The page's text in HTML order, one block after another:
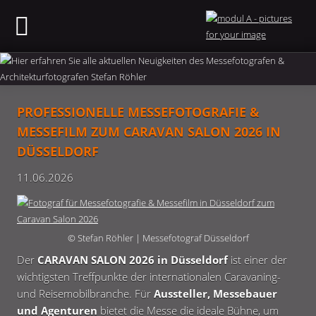
PROFESSIONELLE MESSEFOTOGRAFIE &
MESSEFILM ZUM CARAVAN SALON 2026 IN
DÜSSELDORF
11.06.2026
© Stefan Röhler | Messefotograf Düsseldorf
Der CARAVAN SALON 2026 in Düsseldorfist einer der
wichtigsten Treffpunkte der internationalen Caravaning-
und Reisemobilbranche. FürAussteller, Messebauer
und Agenturen bietet die Messe die ideale Bühne, um